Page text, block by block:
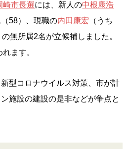
崎市長選には、新人の中根康浩
（58）、現職の内田康宏 （うち
無所属2名が立候補しました。
ます。
型コロナウイルス対策、市が計
施設の建設の是非などが争点と